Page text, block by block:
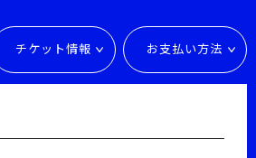
チケット情報 お支払い方法